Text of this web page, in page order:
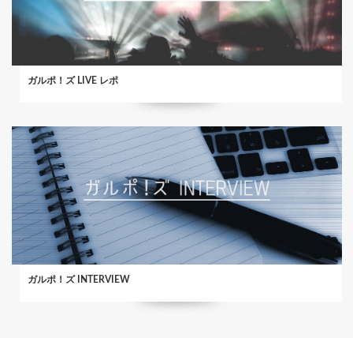
ガルポ！ズ LIVE レポ
ガルポ！ズ INTERVIEW